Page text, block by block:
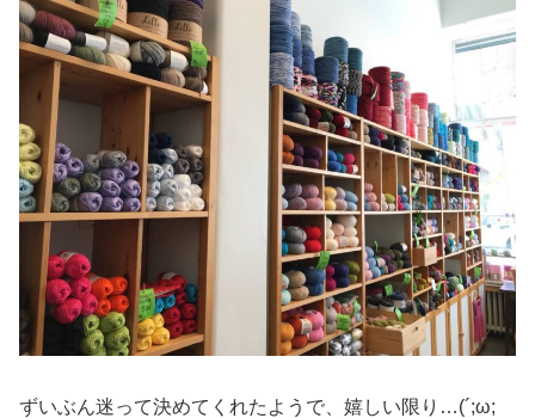
ずいぶん迷って決めてくれたようで、嬉しい限り…(´;ω;